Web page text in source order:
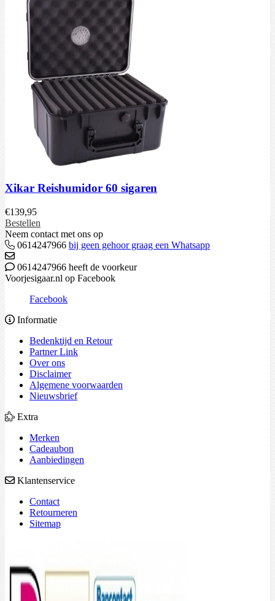
Xikar Reishumidor 60 sigaren
€139,95
Bestellen
Neem contact met ons op
0614247966 bij geen gehoor graag een Whatsapp
0614247966 heeft de voorkeur
Voorjesigaar.nl op Facebook
Facebook
Informatie
Bedenktijd en Retour
Partner Link
Over ons
Disclaimer
Algemene voorwaarden
Nieuwsbrief
Extra
Merken
Cadeaubon
Aanbiedingen
Klantenservice
Contact
Retourneren
Sitemap